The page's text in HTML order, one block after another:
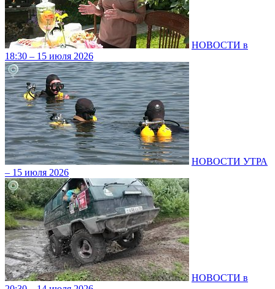
НОВОСТИ в
18:30 – 15 июля 2026
НОВОСТИ УТРА
– 15 июля 2026
НОВОСТИ в